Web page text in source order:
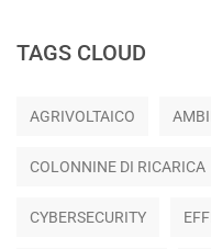
TAGS CLOUD
AGRIVOLTAICO
COLONNINE DI RICARICA
CYBERSECURITY